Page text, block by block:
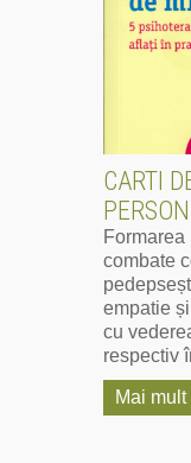
CARTI
combate
empatie
cu
respectiv
Mai mult